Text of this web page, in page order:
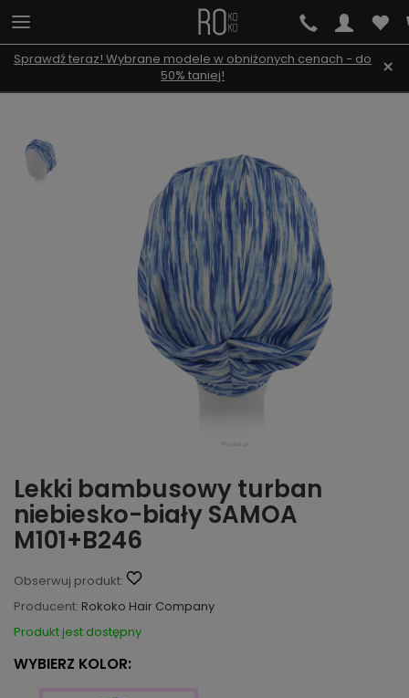
Sprawdź teraz! Wybrane modele w obniżonych cenach - do
50% taniej!
×
Lekki bambusowy turban
niebiesko-biały SAMOA
M101+B246
Obserwuj produkt:
Producent: Rokoko Hair Company
Produkt jest dostępny
WYBIERZ KOLOR: